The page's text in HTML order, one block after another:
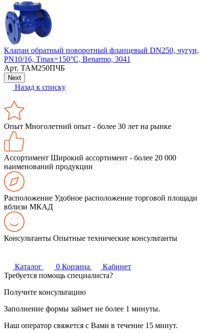
Клапан обратный поворотный фланцевый DN250, чугун,
PN10/16, Тmax=150°С, Benarmo, 3041
Арт. ТАМ250ПЧБ
Next
Назад к списку
Опыт Многолетний опыт - более 30 лет на рынке
Ассортимент Широкий ассортимент - более 20 000
наименований продукции
Расположение Удобное расположение торговой площади
вблизи МКАД
Консультанты Опытные технические консультанты
Каталог 0 Корзина
Кабинет
Требуется помощь специалиста?
Получите консультацию
Заполнение формы займет не более 1 минуты.
Наш оператор свяжется с Вами в течение 15 минут.